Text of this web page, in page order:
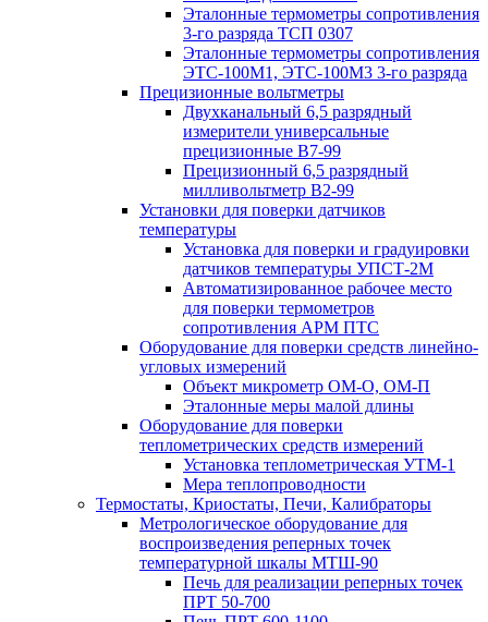
Эталонные термометры сопротивления
3-го разряда ТСП 0307
Эталонные термометры сопротивления
ЭТС-100М1, ЭТС-100М3 3-го разряда
Прецизионные вольтметры
Двухканальный 6,5 разрядный
измерители универсальные
прецизионные В7-99
Прецизионный 6,5 разрядный
милливольтметр В2-99
Установки для поверки датчиков
температуры
Установка для поверки и градуировки
датчиков температуры УПСТ-2М
Автоматизированное рабочее место
для поверки термометров
сопротивления АРМ ПТС
Оборудование для поверки средств линейно-
угловых измерений
Объект микрометр ОМ-О, ОМ-П
Эталонные меры малой длины
Оборудование для поверки
теплометрических средств измерений
Установка теплометрическая УТМ-1
Мера теплопроводности
Термостаты, Криостаты, Печи, Калибраторы
Метрологическое оборудование для
воспроизведения реперных точек
температурной шкалы МТШ-90
Печь для реализации реперных точек
ПРТ 50-700